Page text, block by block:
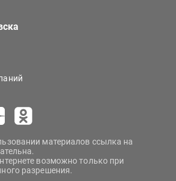
материалов ссылка на
возможно только при
разрешения.